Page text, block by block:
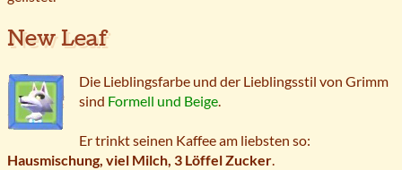
New Leaf
Die Lieblingsfarbe und der Lieblingsstil von Grimm
sind Formell und Beige
Er trinkt seinen Kaffee am liebsten so:
Hausmischung, viel Milch, 3 Löffel Zucker.